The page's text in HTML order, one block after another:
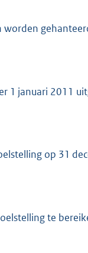
1 januari 2011
op 31
te